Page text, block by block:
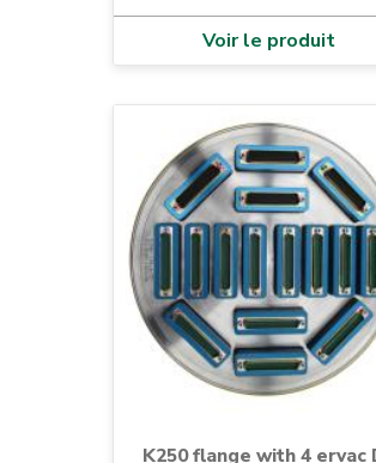
Voir le produit
K250 flange with 4 ervac